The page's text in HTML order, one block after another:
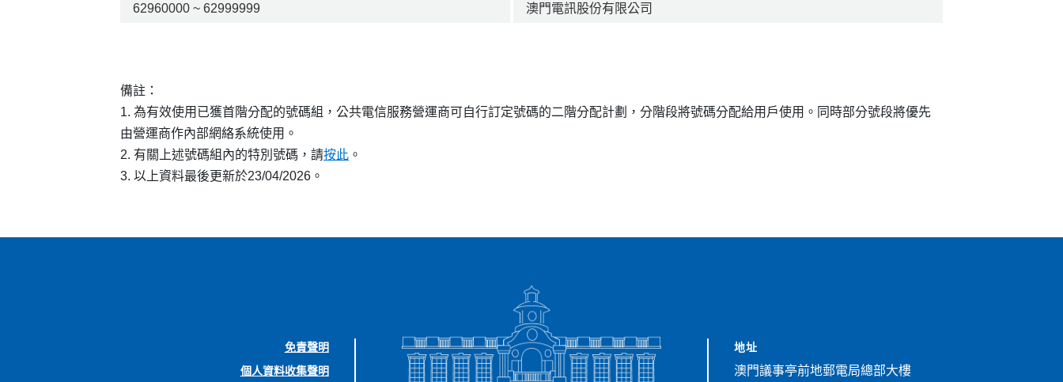
62960000 ~ 62999999 澳門電訊股份有限公司
備註：
1. 為有效使用已獲首階分配的號碼組，公共電信服務營運商可自行訂定號碼的二階分配計劃，分階段將號碼分配給用戶使用。同時部分號段將優先
由營運商作內部網絡系統使用。
2. 有關上述號碼組內的特別號碼，請按此 。
3. 以上資料最後更新於23/04/2026。
地址
澳門議事亭前地郵電局總部大樓
免責聲明
個人資料收集聲明